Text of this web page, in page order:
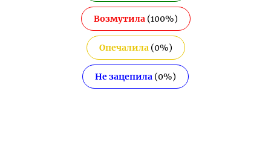
Возмутила(100%)
Опечалила(0%)
Не зацепила (0%)